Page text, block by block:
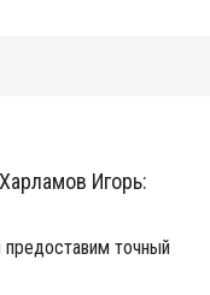
Игорь:
точный